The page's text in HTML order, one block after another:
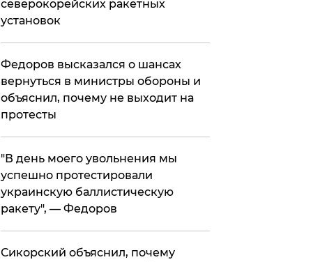
северокорейских ракетных
установок
Федоров высказался о шансах
вернуться в министры обороны и
объяснил, почему не выходит на
протесты
​"В день моего увольнения мы
успешно протестировали
украинскую баллистическую
ракету", — Федоров
Сикорский объяснил, почему